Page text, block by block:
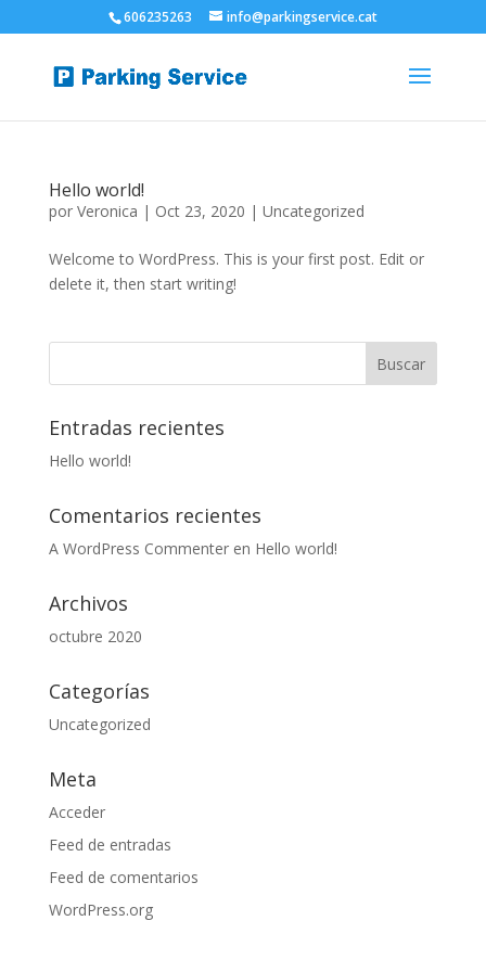
606235263 info@parkingservice.cat
Hello world!
por Veronica | Oct 23, 2020 | Uncategorized
Welcome to WordPress. This is your first post. Edit or
delete it, then start writing!
Entradas recientes
Hello world!
Comentarios recientes
A WordPress Commenteren Hello world!
Archivos
octubre 2020
Categorías
Uncategorized
Meta
Acceder
Feed de entradas
Feed de comentarios
WordPress.org